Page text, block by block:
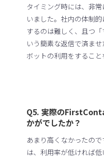
タイミング時には、非
いました。社内の体制
するのは難しく、且つ
いう簡素な返信で済ま
ボットの利用をすること
Q5. 実際の
かがでしたか？
あまり高くなかったの
は、利用率が低ければ